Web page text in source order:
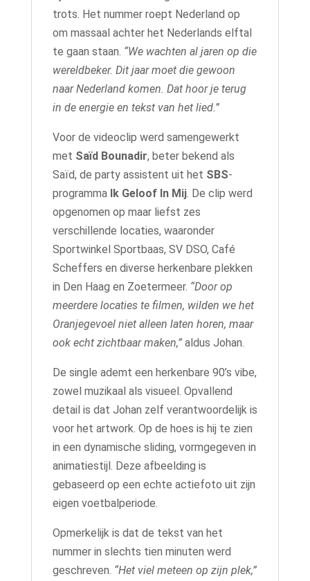
trots. Het nummer roept Nederland op
om massaal achter het Nederlands elftal
te gaan staan. “We wachten al jaren op die
wereldbeker. Dit jaar moet die gewoon
naar Nederland komen. Dat hoor je terug
in de energie en tekst van het lied.”
Voor de videoclip werd samengewerkt
met Saïd Bounadir, beter bekend als
Saïd, de party assistent uit het SBS-
programma Ik Geloof In Mij. De clip werd
opgenomen op maar liefst zes
verschillende locaties, waaronder
Sportwinkel Sportbaas, SV DSO, Café
Scheffers en diverse herkenbare plekken
in Den Haag en Zoetermeer. “Door op
meerdere locaties te filmen, wilden we het
Oranjegevoel niet alleen laten horen, maar
ook echt zichtbaar maken,”aldus Johan.
De single ademt een herkenbare 90’s vibe,
zowel muzikaal als visueel. Opvallend
detail is dat Johan zelf verantwoordelijk is
voor het artwork. Op de hoes is hij te zien
in een dynamische sliding, vormgegeven in
animatiestijl. Deze afbeelding is
gebaseerd op een echte actiefoto uit zijn
eigen voetbalperiode.
Opmerkelijk is dat de tekst van het
nummer in slechts tien minuten werd
geschreven. “Het viel meteen op zijn plek,”